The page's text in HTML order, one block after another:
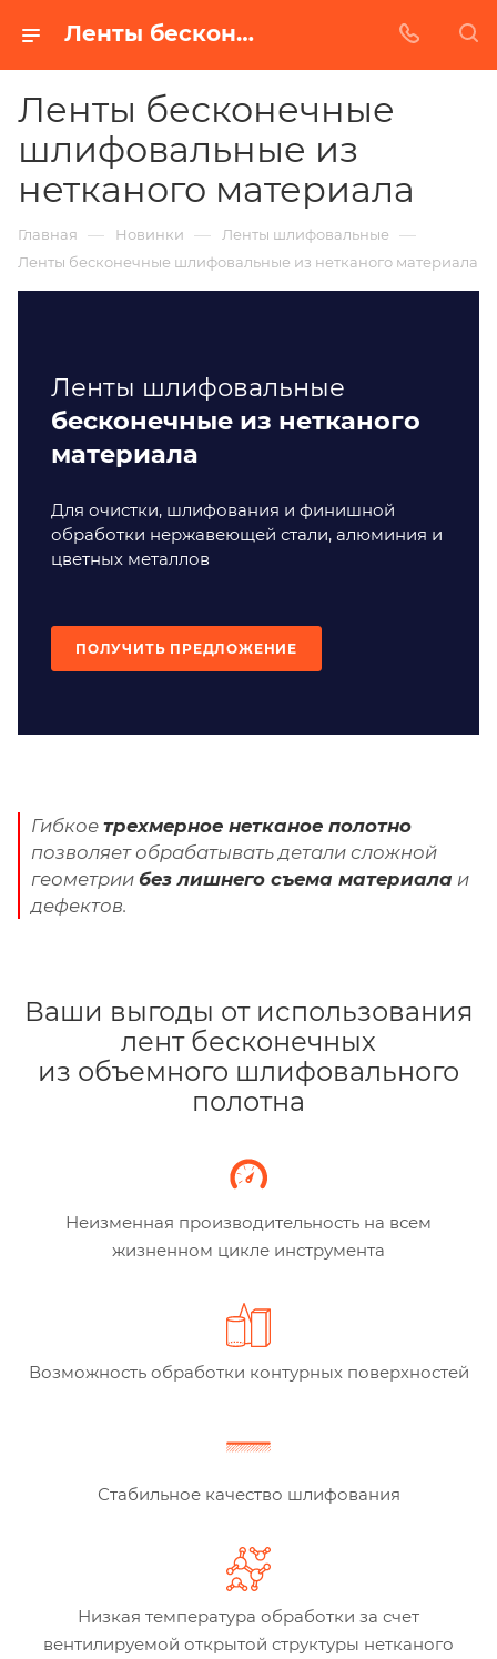
Ленты бесконечные шлифовальные из нетканого материала
Ленты бесконечные
шлифовальные из
нетканого материала
Главная — Новинки — Ленты шлифовальные —
Ленты бесконечные шлифовальные из нетканого материала
Ленты шлифовальные
бесконечные из нетканого
материала
Для очистки, шлифования и финишной
обработки нержавеющей стали, алюминия и
цветных металлов
ПОЛУЧИТЬ ПРЕДЛОЖЕНИЕ
Гибкое трехмерное нетканое полотно
позволяет обрабатывать детали сложной
геометрии без лишнего съема материала и
дефектов.
Ваши выгоды от использования
лент бесконечных
из объемного шлифовального
полотна
Неизменная производительность на всем
жизненном цикле инструмента
Возможность обработки контурных поверхностей
Стабильное качество шлифования
Низкая температура обработки за счет
вентилируемой открытой структуры нетканого